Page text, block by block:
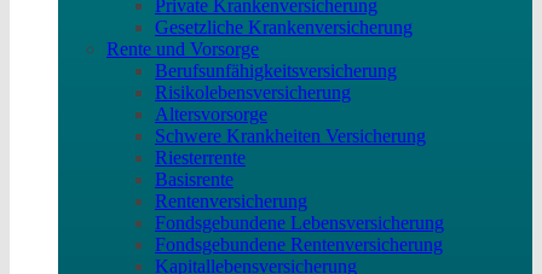
Private Krankenversicherung
Gesetzliche Krankenversicherung
Rente und Vorsorge
Berufs­unfähigkeitsversicherung
Risikolebensversicherung
Altersvorsorge
Schwere Krankheiten Versicherung
Riesterrente
Basisrente
Rentenversicherung
Fondsgebundene Lebensversicherung
Fondsgebundene Rentenversicherung
Kapitallebensversicherung